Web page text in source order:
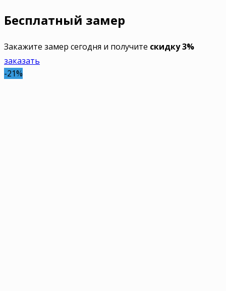
Бесплатный замер
Закажите замер сегодня и получите скидку 3%
заказать
-21%